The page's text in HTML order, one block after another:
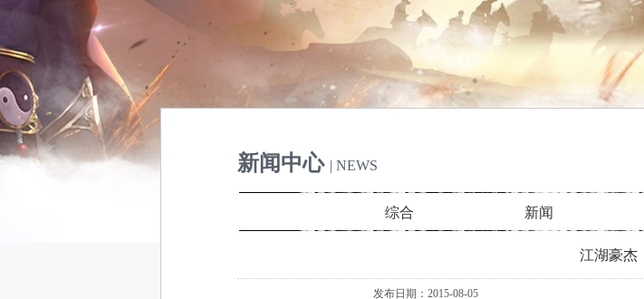
新闻中心 | NEWS
综合 新闻
江湖豪杰
发布日期：2015-08-05